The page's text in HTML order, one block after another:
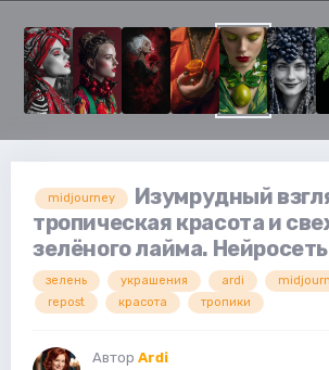
midjourney
Изумрудный
тропическая красота и
зелёного лайма.
зелень украшения ardi
repost
красота тропики
Автор Ardi